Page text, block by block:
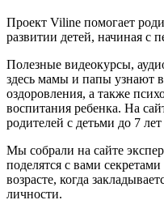
Проект Viline помогает
развитии детей, начиная с
Полезные видеокурсы,
здесь мамы и папы узнают
оздоровления, а также
воспитания ребенка. На
родителей с детьми до 7
Мы собрали на сайте
поделятся с вами
возрасте, когда
личности.